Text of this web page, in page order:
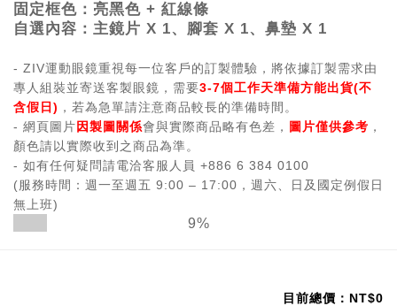
固定框色： 亮黑色 + 紅線條
自選內容：主鏡片 X 1、 腳套 X 1、鼻墊 X 1
- ZIV運動眼鏡重視每一位客戶的訂製體驗，將依據訂製需求由
專人組裝並寄送客製眼鏡，需要3-7個工作天準備方能出貨(不
含假日) ，若為急單請注意商品較長的準備時間。
- 網頁圖片因製圖關係會與實際商品略有色差， 圖片僅供參考 ，
顏色請以實際收到之商品為準。
- 如有任何疑問請電洽客服人員 +886 6 384 0100
(服務時間：週一至週五 9:00 – 17:00，週六、日及國定例假日
無上班)
9%
目前總價：NT$0